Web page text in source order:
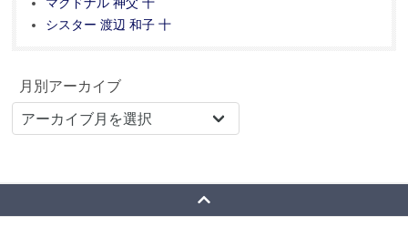
マクドナル 神父 十
シスター 渡辺 和子 十
月別アーカイブ